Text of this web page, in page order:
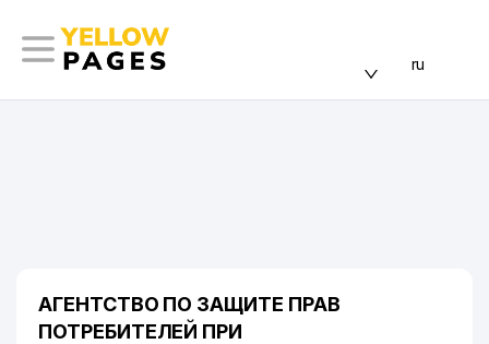
ru
АГЕНТСТВО ПО ЗАЩИТЕ ПРАВ
ПОТРЕБИТЕЛЕЙ ПРИ